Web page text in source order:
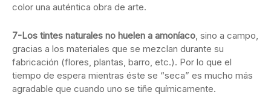
color una auténtica obra de arte.
7-Los tintes naturales no huelen a amoníaco , sino a campo,
gracias a los materiales que se mezclan durante su
fabricación (flores, plantas, barro, etc.). Por lo que el
tiempo de espera mientras éste se “seca” es mucho más
agradable que cuando uno se tiñe químicamente.